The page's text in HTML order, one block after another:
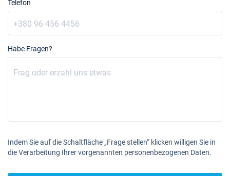
Telefon
Habe Fragen?
Indem Sie auf die Schaltfläche „Frage stellen“ klicken willigen Sie in
die Verarbeitung Ihrer vorgenannten personenbezogenen Daten.